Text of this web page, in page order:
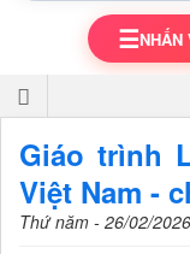
☰NHẤN
Giáo trình
Việt Nam -
Thứ năm - 26/02/